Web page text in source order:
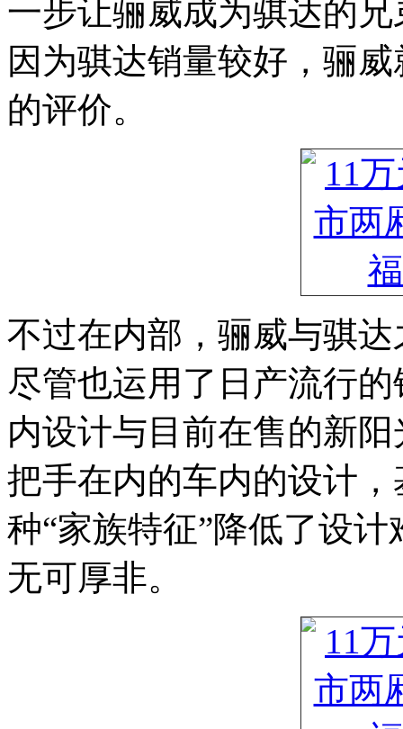
一步让骊威成为骐达的兄
因为骐达销量较好，骊
的评价。
不过在内部，骊威与骐
尽管也运用了日产流行
内设计与目前在售的新阳
把手在内的车内的设计
种“家族特征”降低了设
无可厚非。